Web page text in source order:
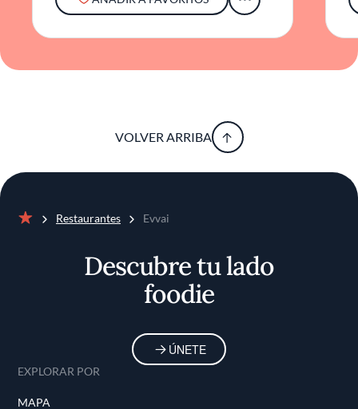
VOLVER ARRIBA
Restaurantes Evvai
Descubre tu lado
foodie
ÚNETE
EXPLORAR POR
MAPA